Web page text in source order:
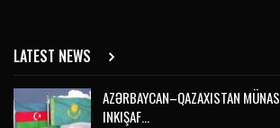
LATEST NEWS
AZƏRBAYCAN–QAZAXISTAN
INKIŞAF…